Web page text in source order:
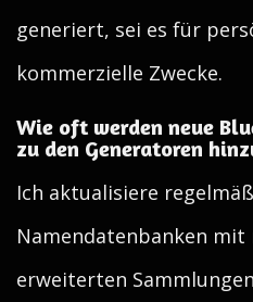
generiert, sei es für
kommerzielle Zwecke.
Wie oft werden neue
zu den Generatoren
Ich aktualisiere
Namendatenbanken mit
erweiterten